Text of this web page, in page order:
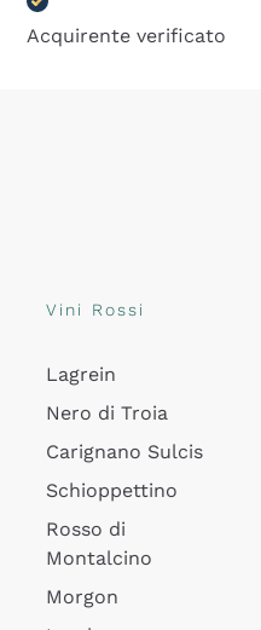
Acquirente verificato
Vini Rossi
Lagrein
Nero di Troia
Carignano Sulcis
Schioppettino
Rosso di
Montalcino
Morgon